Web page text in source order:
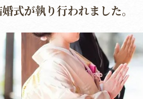
式が執り行われました。